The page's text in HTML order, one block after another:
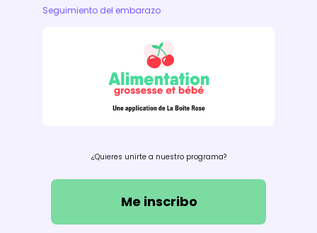
Seguimiento del embarazo
¿Quieres unirte a nuestro programa?
Me inscribo